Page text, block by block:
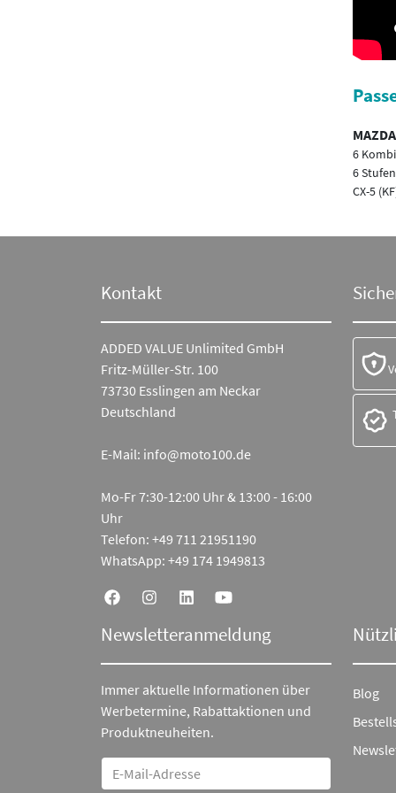
MAZDA
6
6
CX-5
Kontakt
ADDED VALUE Unlimited GmbH
Fritz-Müller-Str. 100
73730 Esslingen am Neckar
Deutschland
E-Mail: info@moto100.de
Mo-Fr 7:30-12:00 Uhr & 13:00 - 16:00
Uhr
Telefon: +49 711 21951190
WhatsApp: +49 174 1949813
Newsletteranmeldung
Immer aktuelle Informationen über
Werbetermine, Rabattaktionen und
Produktneuheiten.
Blog